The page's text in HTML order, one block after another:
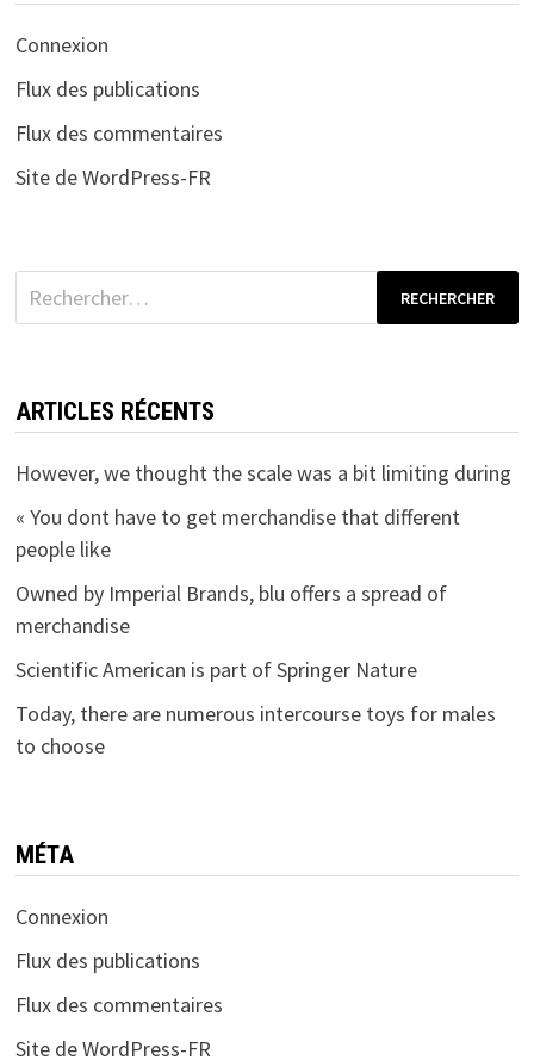
Connexion
Flux des publications
Flux des commentaires
Site de WordPress-FR
Rechercher :
ARTICLES RÉCENTS
However, we thought the scale was a bit limiting during
« You dont have to get merchandise that different
people like
Owned by Imperial Brands, blu offers a spread of
merchandise
Scientific American is part of Springer Nature
Today, there are numerous intercourse toys for males
to choose
MÉTA
Connexion
Flux des publications
Flux des commentaires
Site de WordPress-FR